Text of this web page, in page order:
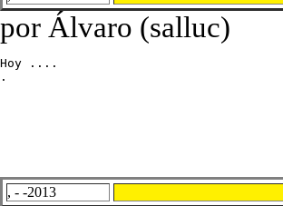
por Álvaro (salluc)
Hoy ....
.
, - -2013